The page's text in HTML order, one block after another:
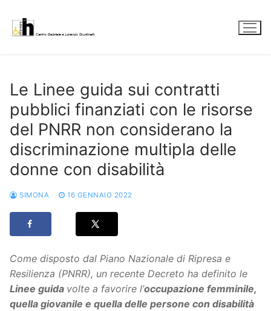
contenuto
Le Linee guida sui contratti
pubblici finanziati con le risorse
del PNRR non considerano la
discriminazione multipla delle
donne con disabilità
SIMONA 16 GENNAIO 2022
Come disposto dal Piano Nazionale di Ripresa e
Resilienza (PNRR), un recente Decreto ha definito le
Linee guida volte a favorire l’occupazione femminile,
quella giovanile e quella delle persone con disabilità